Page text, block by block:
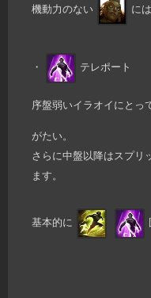
機動力のない に
・ テレポート
序盤弱いイラオイにとっ
がたい。
さらに中盤以降はスプリ
ます。
基本的に